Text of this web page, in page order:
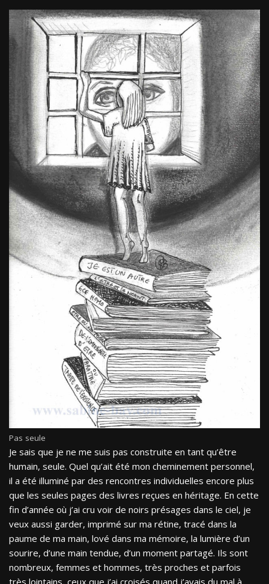
Pas seule
Je sais que je ne me suis pas construite en tant qu’être
humain, seule. Quel qu’ait été mon cheminement personnel,
il a été illuminé par des rencontres individuelles encore plus
que les seules pages des livres reçues en héritage. En cette
fin d’année où j’ai cru voir de noirs présages dans le ciel, je
veux aussi garder, imprimé sur ma rétine, tracé dans la
paume de ma main, lové dans ma mémoire, la lumière d’un
sourire, d’une main tendue, d’un moment partagé. Ils sont
nombreux, femmes et hommes, très proches et parfois
très lointains, ceux que j’ai croisés quand j’avais du mal à